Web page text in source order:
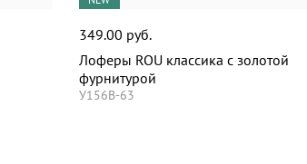
349.00 руб.
Лоферы ROU классика с золотой
фурнитурой
У156B-63